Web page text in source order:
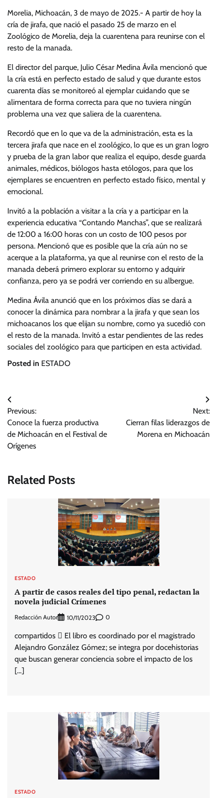
Morelia, Michoacán, 3 de mayo de 2025.- A partir de hoy la
cría de jirafa, que nació el pasado 25 de marzo en el
Zoológico de Morelia, deja la cuarentena para reunirse con el
resto de la manada.
El director del parque, Julio César Medina Ávila mencionó que
la cría está en perfecto estado de salud y que durante estos
cuarenta días se monitoreó al ejemplar cuidando que se
alimentara de forma correcta para que no tuviera ningún
problema una vez que saliera de la cuarentena.
Recordó que en lo que va de la administración, esta es la
tercera jirafa que nace en el zoológico, lo que es un gran logro
y prueba de la gran labor que realiza el equipo, desde guarda
animales, médicos, biólogos hasta etólogos, para que los
ejemplares se encuentren en perfecto estado físico, mental y
emocional.
Invitó a la población a visitar a la cría y a participar en la
experiencia educativa “Contando Manchas”, que se realizará
de 12:00 a 16:00 horas con un costo de 100 pesos por
persona. Mencionó que es posible que la cría aún no se
acerque a la plataforma, ya que al reunirse con el resto de la
manada deberá primero explorar su entorno y adquirir
confianza, pero ya se podrá ver corriendo en su albergue.
Medina Ávila anunció que en los próximos días se dará a
conocer la dinámica para nombrar a la jirafa y que sean los
michoacanos los que elijan su nombre, como ya sucedió con
el resto de la manada. Invitó a estar pendientes de las redes
sociales del zoológico para que participen en esta actividad.
Posted in ESTADO
Navegación
de
entradas
Previous:
Conoce la fuerza productiva
de Michoacán en el Festival de
Orígenes
Next:
Cierran filas liderazgos de
Morena en Michoacán
Related Posts
ESTADO
A partir de casos reales del tipo penal, redactan la
novela judicial Crímenes
Redacción Autor 10/11/2023 0
compartidos  El libro es coordinado por el magistrado
Alejandro González Gómez; se integra por docehistorias
que buscan generar conciencia sobre el impacto de los
[…]
ESTADO